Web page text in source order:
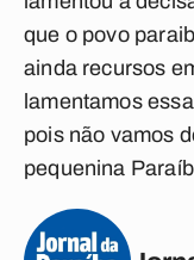
que o povo
ainda recursos
lamentamos
pois não vamos
pequenina